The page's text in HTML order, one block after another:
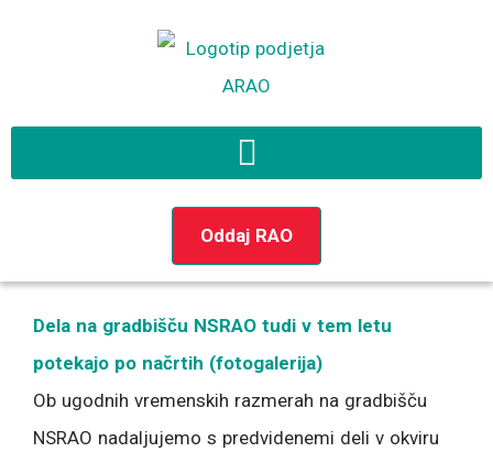
Oddaj RAO
Dela na gradbišču NSRAO tudi v tem letu
potekajo po načrtih (fotogalerija)
Ob ugodnih vremenskih razmerah na gradbišču
NSRAO nadaljujemo s predvidenemi deli v okviru